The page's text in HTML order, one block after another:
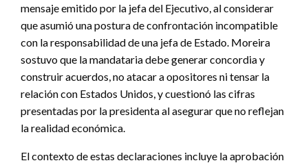
mensaje emitido por la jefa del Ejecutivo, al considerar
que asumió una postura de confrontación incompatible
con la responsabilidad de una jefa de Estado. Moreira
sostuvo que la mandataria debe generar concordia y
construir acuerdos, no atacar a opositores ni tensar la
relación con Estados Unidos, y cuestionó las cifras
presentadas por la presidenta al asegurar que no reflejan
la realidad económica.
El contexto de estas declaraciones incluye la aprobación